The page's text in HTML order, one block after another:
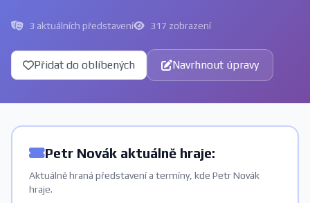
3 aktuálních představení 317 zobrazení
Přidat do oblíbených Navrhnout úpravy
Petr Novák aktuálně hraje:
Aktuálně hraná představení a termíny, kde Petr Novák
hraje.